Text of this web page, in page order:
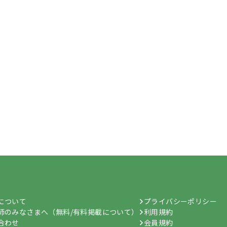
ついて
のみなさまへ（無料/有料掲載について）
わせ
プライバシーポリシー
利用規約
会員規約